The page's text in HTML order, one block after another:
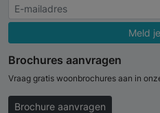
Meld
Brochures aanvragen
Vraag gratis woonbrochures aan in
Brochure aanvragen